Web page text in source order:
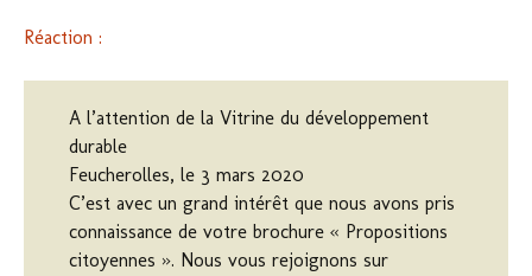
Réaction :
A l’attention de la Vitrine du développement
durable
Feucherolles, le 3 mars 2020
C’est avec un grand intérêt que nous avons pris
connaissance de votre brochure « Propositions
citoyennes ». Nous vous rejoignons sur